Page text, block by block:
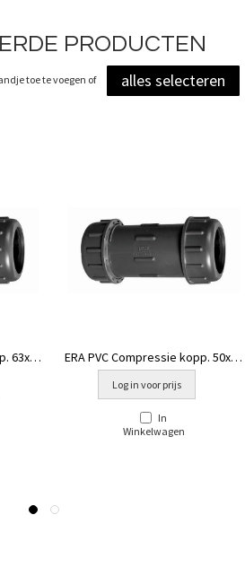
PRODUCTEN
toe te voegen of alles selecteren
63x63
ERA PVC Compressie kopp. 50x50
mm
Log in voor prijs
In
Winkelwagen